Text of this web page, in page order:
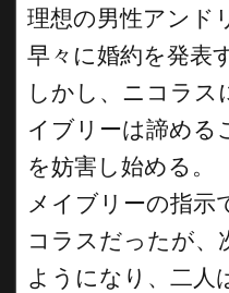
理想の男性アンド
早々に婚約を発表
しかし、ニコラス
イブリーは諦める
を妨害し始める。
メイブリーの指示
コラスだったが、
ようになり、二人